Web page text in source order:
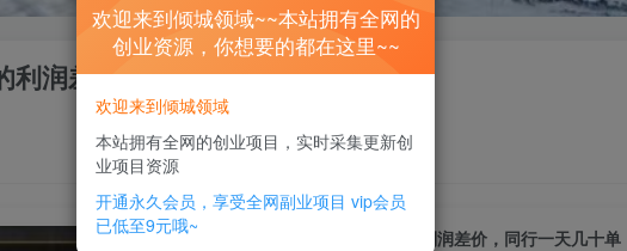
利润差价，同行一天几十单
被忽略的蓝海品类“十八籽”，10倍的利润差价，同行一天几十单
欢迎来到倾城领域~~本站拥有全网的
创业资源，你想要的都在这里~~
欢迎来到倾城领域
本站拥有全网的创业项目，实时采集更新创
业项目资源
开通永久会员，享受全网副业项目 vip会员
已低至9元哦~